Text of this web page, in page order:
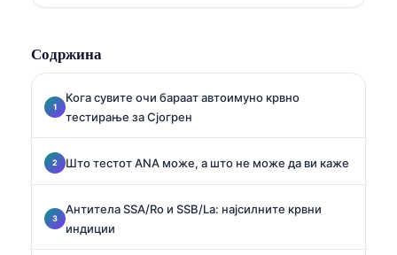
Содржина
Кога сувите очи бараат автоимуно крвно
тестирање за Сјогрен
Што тестот ANA може, а што не може да ви каже
Антитела SSA/Ro и SSB/La: најсилните крвни
индиции